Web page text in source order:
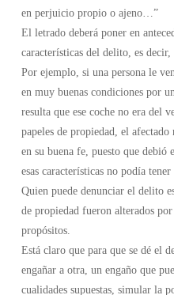
en perjuicio propio o ajeno…”
El letrado deberá poner en
características del delito, es decir,
Por ejemplo, si una persona le
en muy buenas condiciones por
resulta que ese coche no era del
papeles de propiedad, el
en su buena fe, puesto que debió
esas características no podía
Quien puede denunciar el delito
de propiedad fueron alterados
propósitos.
Está claro que para que se dé el
engañar a otra, un engaño que
cualidades supuestas, simular la